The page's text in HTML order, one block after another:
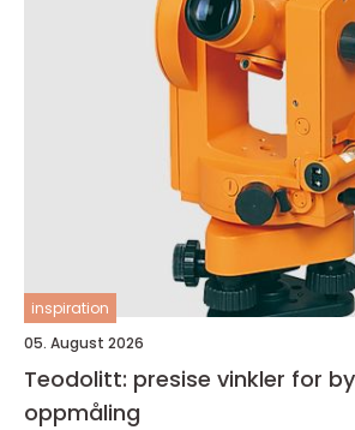
inspiration
05. August 2026
Teodolitt: presise vinkler for
oppmåling